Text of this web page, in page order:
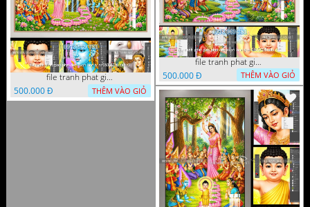
file tranh phat giao phat dan vuon lam ty ni 05052026 dao t3
500.000 Đ
THÊM VÀO GIỎ
file tranh phat giao phat dan vuon lam ty ni 05052026 dao t1
500.000 Đ
THÊM VÀO GIỎ